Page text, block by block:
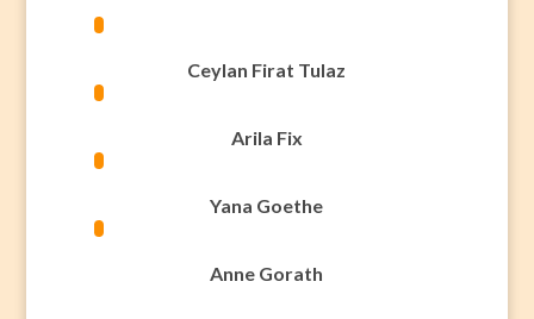
Ceylan Firat Tulaz
Arila Fix
Yana Goethe
Anne Gorath